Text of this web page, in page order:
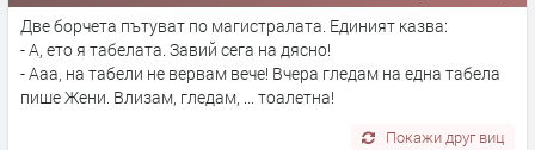
Две борчета пътуват по магистралата. Единият казва:
- А, ето я табелата. Завий сега на дясно!
- Ааа, на табели не вервам вече! Вчера гледам на една табела
пише Жени. Влизам, гледам, ... тоалетна!
Покажи друг виц